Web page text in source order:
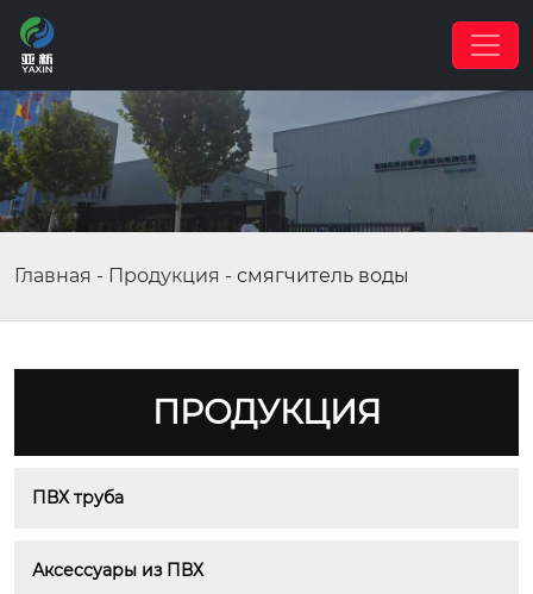
Главная - Продукция - смягчитель воды
ПРОДУКЦИЯ
ПВХ труба
Аксессуары из ПВХ